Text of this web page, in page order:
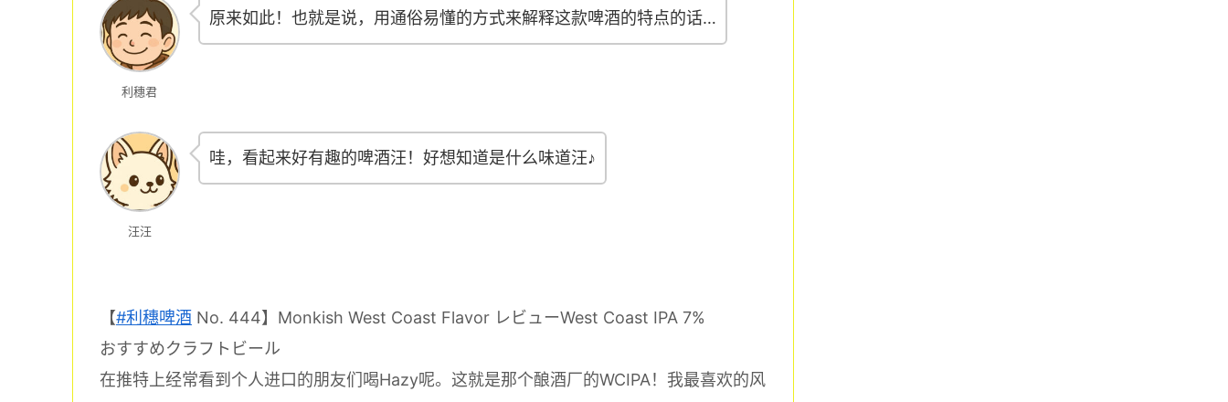
利穗君
原来如此！也就是说，用通俗易懂的方式来解释这款啤酒的特点的话…
汪汪
哇，看起来好有趣的啤酒汪！好想知道是什么味道汪♪
【#利穗啤酒 No. 444】Monkish West Coast Flavor レビューWest Coast IPA 7%
おすすめクラフトビール
在推特上经常看到个人进口的朋友们喝Hazy呢。这就是那个酿酒厂的WCIPA！我最喜欢的风